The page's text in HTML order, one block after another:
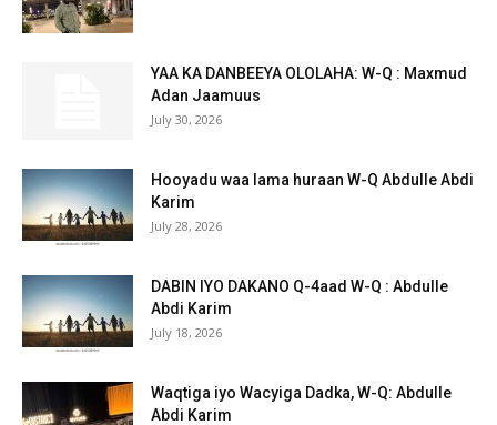
YAA KA DANBEEYA OLOLAHA: W-Q : Maxmud
Adan Jaamuus
July 30, 2026
Hooyadu waa lama huraan W-Q Abdulle Abdi
Karim
July 28, 2026
DABIN IYO DAKANO Q-4aad W-Q : Abdulle
Abdi Karim
July 18, 2026
Waqtiga iyo Wacyiga Dadka, W-Q: Abdulle
Abdi Karim